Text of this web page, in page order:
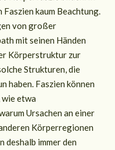
kaum Beachtung.
von großer
mit seinen Händen
Körperstruktur zur
Strukturen, die
haben. Faszien können
wie etwa
Ursachen an einer
Körperregionen
deshalb immer den